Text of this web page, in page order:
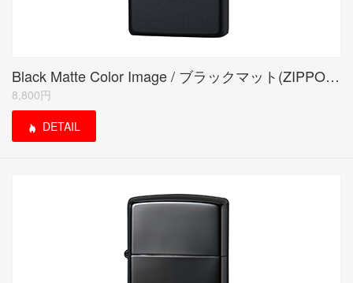
Black Matte Color Image / ブラックマット(ZIPPO LOGO)
8,800円
DETAIL